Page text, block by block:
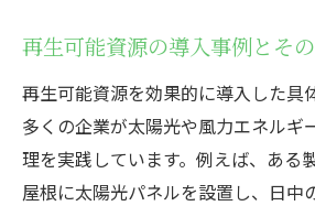
術
設備管理で再生可能資源が果
来展望
再生可能資源が設備管理に
未来の設備管理における
再生可能資源の導入事例とそ
再生可能資源を効果的に導入した具
多くの企業が太陽光や風力エネルギ
理を実践しています。例えば、ある
屋根に太陽光パネルを設置し、日中